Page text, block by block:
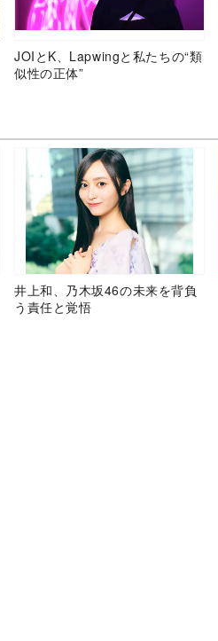
JOIとK、Lapwingと私たちの“類
似性の正体”
井上和、乃木坂46の未来を背負
う責任と覚悟